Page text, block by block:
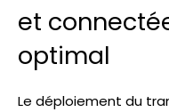
et
optimal
Le déploiement du